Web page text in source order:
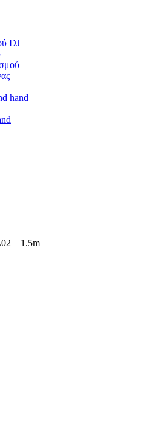
DJ
hand
– 1.5m